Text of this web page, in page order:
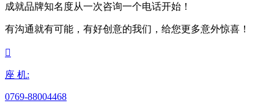
成就品牌知名度从一次咨询一个电话开始！
有沟通就有可能，有好创意的我们，给您更多意外惊喜！

座 机:
0769-88004468